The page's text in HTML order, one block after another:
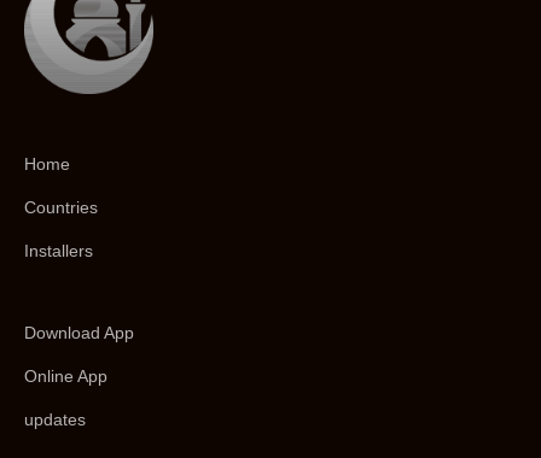
Home
Countries
Installers
Download App
Online App
updates